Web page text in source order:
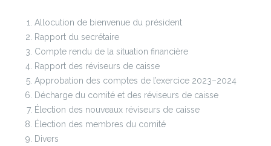
Allocution de bienvenue du président
Rapport du secrétaire
Compte rendu de la situation financière
Rapport des réviseurs de caisse
Approbation des comptes de l’exercice 2023–2024
Décharge du comité et des réviseurs de caisse
Élection des nouveaux réviseurs de caisse
Élection des membres du comité
Divers